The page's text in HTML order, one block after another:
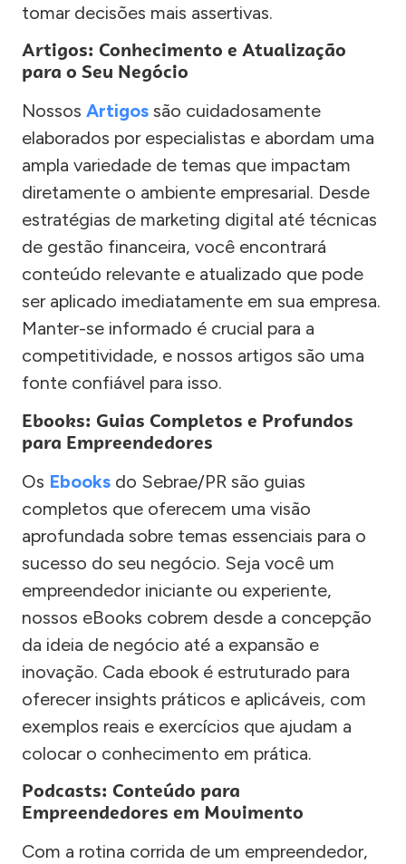
tomar decisões mais assertivas.
Artigos: Conhecimento e Atualização
para o Seu Negócio
Nossos Artigos são cuidadosamente
elaborados por especialistas e abordam uma
ampla variedade de temas que impactam
diretamente o ambiente empresarial. Desde
estratégias de marketing digital até técnicas
de gestão financeira, você encontrará
conteúdo relevante e atualizado que pode
ser aplicado imediatamente em sua empresa.
Manter-se informado é crucial para a
competitividade, e nossos artigos são uma
fonte confiável para isso.
Ebooks: Guias Completos e Profundos
para Empreendedores
Os Ebooks do Sebrae/PR são guias
completos que oferecem uma visão
aprofundada sobre temas essenciais para o
sucesso do seu negócio. Seja você um
empreendedor iniciante ou experiente,
nossos eBooks cobrem desde a concepção
da ideia de negócio até a expansão e
inovação. Cada ebook é estruturado para
oferecer insights práticos e aplicáveis, com
exemplos reais e exercícios que ajudam a
colocar o conhecimento em prática.
Podcasts: Conteúdo para
Empreendedores em Movimento
Com a rotina corrida de um empreendedor,